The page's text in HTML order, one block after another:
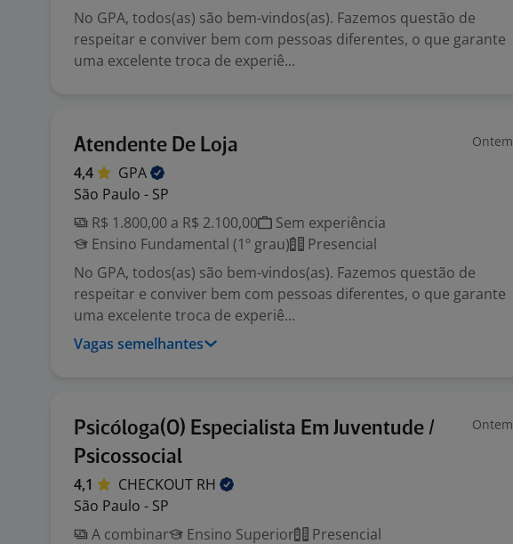
No GPA, todos(as) são bem-vindos(as). Fazemos questão de
respeitar e conviver bem com pessoas diferentes, o que garante
uma excelente troca de experiê...
Atendente De Loja Ontem
4,4
GPA
São Paulo - SP
R$ 1.800,00 a R$ 2.100,00
Sem experiência
Ensino Fundamental (1º grau)
Presencial
No GPA, todos(as) são bem-vindos(as). Fazemos questão de
respeitar e conviver bem com pessoas diferentes, o que garante
uma excelente troca de experiê...
Vagas semelhantes
Psicóloga(O) Especialista Em Juventude /
Psicossocial
Ontem
4,1 CHECKOUT RH
São Paulo - SP
A combinar
Ensino Superior Presencial